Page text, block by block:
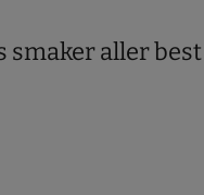
smaker aller